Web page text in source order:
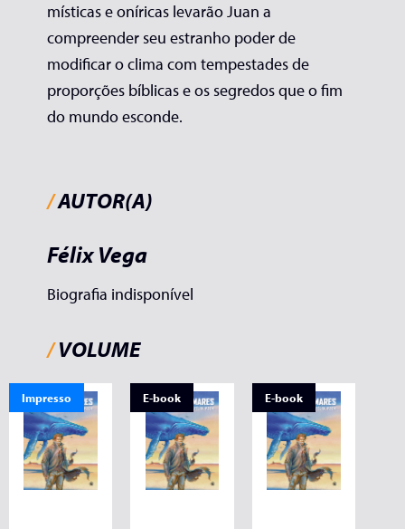
místicas e oníricas levarão Juan a
compreender seu estranho poder de
modificar o clima com tempestades de
proporções bíblicas e os segredos que o fim
do mundo esconde.
/AUTOR(A)
Félix Vega
Biografia indisponível
/VOLUME
Impresso E-book E-book